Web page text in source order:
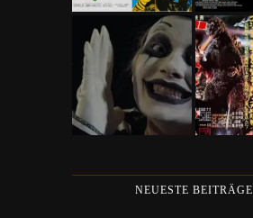
NEUESTE BEITRÄGE